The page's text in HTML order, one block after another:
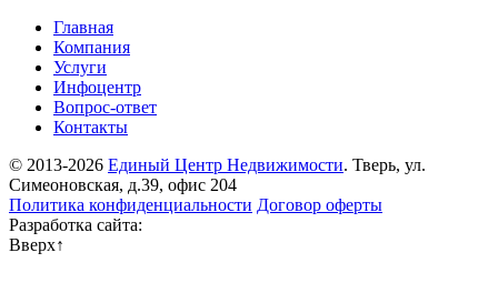
Главная
Компания
Услуги
Инфоцентр
Вопрос-ответ
Контакты
© 2013-2026 Единый Центр Недвижимости. Тверь, ул.
Симеоновская, д.39, офис 204
Политика конфиденциальности Договор оферты
Разработка сайта:
Вверх↑